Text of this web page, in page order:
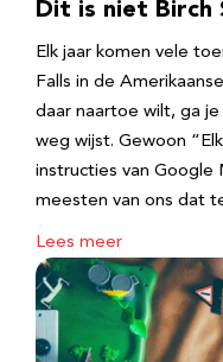
Dit is niet Birch
Elk jaar komen vele
Falls in de
daar naartoe wilt, ga
weg wijst. Gewoon
instructies van Google
meesten van ons dat
Lees meer